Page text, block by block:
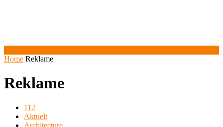
Home Reklame
Reklame
112
Aktuelt
Architecture